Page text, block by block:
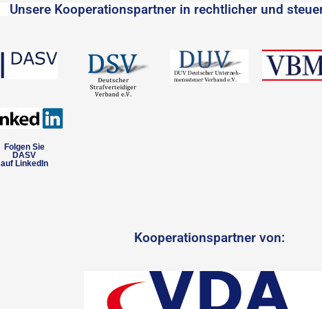
Unsere Kooperationspartner in rechtlicher und
Folgen Sie
DASV
auf LinkedIn
Kooperationspartner von: